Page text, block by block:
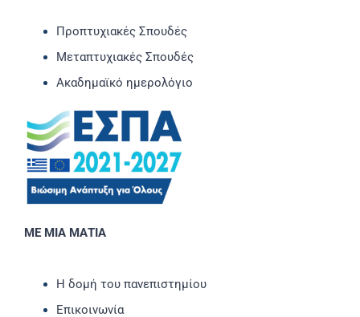
Προπτυχιακές Σπουδές
Μεταπτυχιακές Σπουδές
Ακαδημαϊκό ημερολόγιο
ΜΕ ΜΙΑ ΜΑΤΙΑ
Η δομή του πανεπιστημίου
Επικοινωνία